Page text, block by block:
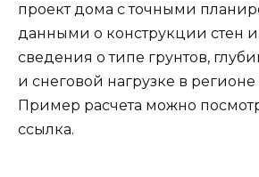
проект дома с точными
данными о конструкции стен
сведения о типе грунтов,
и снеговой нагрузке в регионе
Пример расчета можно
ссылка.